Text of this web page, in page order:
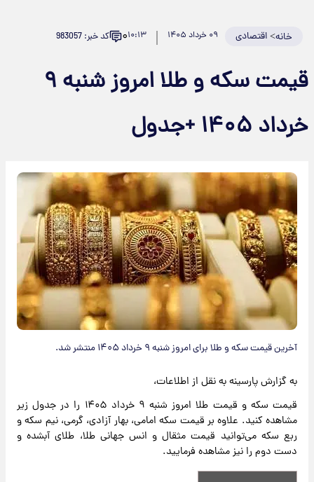
خانه>اقتصادی ۰۹ خرداد ۱۴۰۵ ۱۰:۱۳۰ کد خبر: 983057
قیمت سکه و طلا امروز شنبه ۹
خرداد ۱۴۰۵ +جدول
آخرین قیمت سکه و طلا برای امروز شنبه ۹ خرداد ۱۴۰۵ منتشر شد.
به گزارش پارسینه به نقل از اطلاعات،
قیمت سکه و قیمت طلا امروز شنبه ۹ خرداد ۱۴۰۵ را در جدول زیر
مشاهده کنید. علاوه بر قیمت سکه امامی، بهار آزادی، گرمی، نیم سکه و
ربع سکه می‌توانید قیمت مثقال و انس جهانی طلا، طلای آبشده و
دست دوم را نیز مشاهده فرمایید.